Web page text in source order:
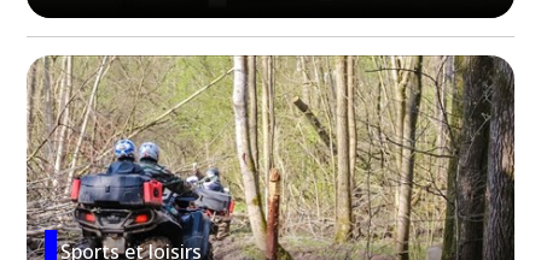
Sports et loisirs